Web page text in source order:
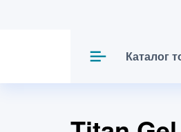
Каталог